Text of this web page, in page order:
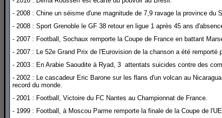
- 2008 : Chine un séisme d'une magnitude de 7,9 ravage la province
- 2008 : Sport Grenoble le GF 38 retour en ligue 1 après 45 ans
- 2007 : Football, Sochaux remporte la Coupe de France en battant
- 2007 : Le 52e Grand Prix de l'Eurovision de la chanson a été remporté
- 2003 : En Arabie Saoudite à Ryad, 3 attentats suicides contre des
- 2002 : Le cascadeur Eric Barone sur les flans d'un volcan au
record du monde.
- 2001 : Football, Victoire du FC Nantes au Championnat de France.
- 1999 : Football, à Moscou Parme remporte la finale de la Coupe de